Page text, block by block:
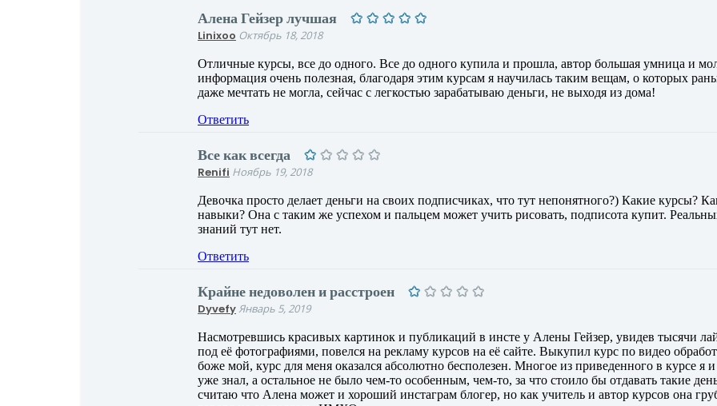
Алена Гейзер лучшая
Linixoo Октябрь 18, 2018
Отличные курсы, все до одного. Все до одного купила и прошла, автор большая умница и
информация очень полезная, благодаря этим курсам я научилась таким вещам, о которых
даже мечтать не могла, сейчас с легкостью зарабатываю деньги, не выходя из дома!
Ответить
Все как всегда
Renifi Ноябрь 19, 2018
Девочка просто делает деньги на своих подписчиках, что тут непонятного?) Какие курсы?
навыки? Она с таким же успехом и пальцем может учить рисовать, подписота купит.
знаний тут нет.
Ответить
Крайне недоволен и расстроен
DyvefyЯнварь 5, 2019
Насмотревшись красивых картинок и публикаций в инсте у Алены Гейзер, увидев тысячи
под её фотографиями, повелся на рекламу курсов на её сайте. Выкупил курс по видео
боже мой, курс для меня оказался абсолютно бесполезен. Многое из приведенного в курсе я и
уже знал, а остальное не было чем-то особенным, чем-то, за что стоило бы отдавать такие
считаю что Алена может и хороший инстаграм блогер, но как учитель и автор курсов она